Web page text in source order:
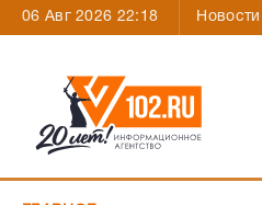
06 Авг 2026 22:18